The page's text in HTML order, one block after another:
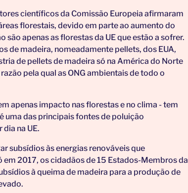
científicos da Comissão Europeia afirmaram
florestais, devido em parte ao aumento do
apenas as florestas da UE que estão a sofrer.
de madeira, nomeadamente pellets, dos EUA,
de pellets de madeira só na América do Norte
pela qual as ONG ambientais de todo o
apenas impacto nas florestas e no clima - tem
uma das principais fontes de poluição
na UE.
subsídios às energias renováveis que
2017, os cidadãos de 15 Estados-Membros da
à queima de madeira para a produção de